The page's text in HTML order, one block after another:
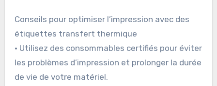
Conseils pour optimiser l’impression avec des
étiquettes transfert thermique
• Utilisez des consommables certifiés pour éviter
les problèmes d’impression et prolonger la durée
de vie de votre matériel.